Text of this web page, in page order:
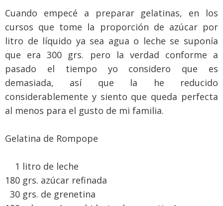
Cuando empecé a preparar gelatinas, en los
cursos que tome la proporción de azúcar por
litro de líquido ya sea agua o leche se suponía
que era 300 grs. pero la verdad conforme a
pasado el tiempo yo considero que es
demasiada, así que la he reducido
considerablemente y siento que queda perfecta
al menos para el gusto de mi familia.
Gelatina de Rompope
1 litro de leche
180 grs. azúcar refinada
30 grs. de grenetina